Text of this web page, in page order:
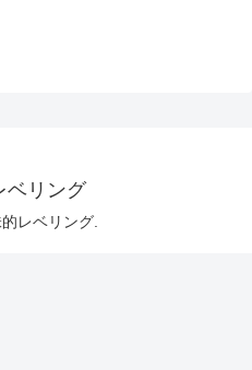
ベリング
レベリング.